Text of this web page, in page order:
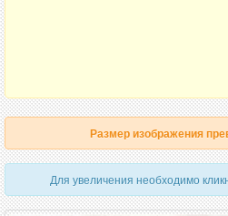
Размер изображения
Для увеличения необходимо